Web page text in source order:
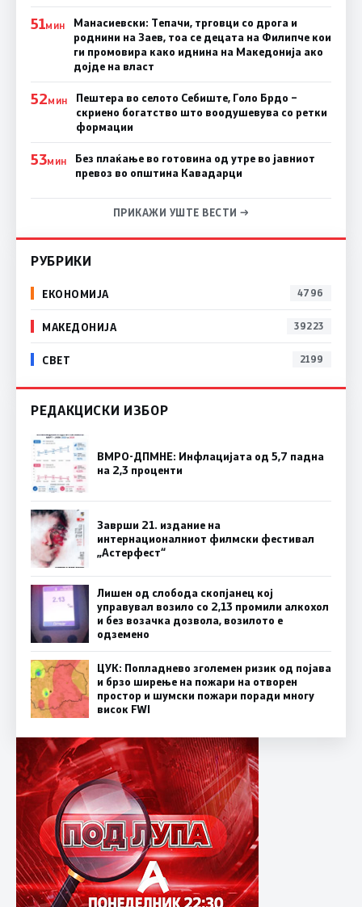
51МИН
Манасиевски: Тепачи, трговци со дрога и
роднини на Заев, тоа се децата на Филипче кои
ги промoвира како иднина на Македонија ако
дојде на власт
52МИН
Пештера во селото Себиште, Голо Брдо –
скриено богатство што воодушевува со ретки
формации
53МИН
Без плаќање во готовина од утре во јавниот
превоз во општина Кавадарци
ПРИКАЖИ УШТЕ ВЕСТИ →
РУБРИКИ
ЕКОНОМИЈА 4796
МАКЕДОНИЈА 39223
СВЕТ 2199
РЕДАКЦИСКИ ИЗБОР
ВМРО-ДПМНЕ: Инфлацијата од 5,7 падна
на 2,3 проценти
Заврши 21. издание на
интернационалниот филмски фестивал
„Астерфест“
Лишен од слобода скопјанец кој
управувал возило со 2,13 промили алкохол
и без возачка дозвола, возилото е
одземено
ЦУК: Попладнево зголемен ризик од појава
и брзо ширење на пожари на отворен
простор и шумски пожари поради многу
висок FWI